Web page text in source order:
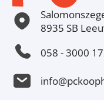
8935 SB
058 - 3000